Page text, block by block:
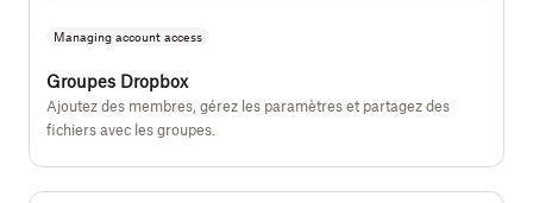
Managing account access
Groupes Dropbox
Ajoutez des membres, gérez les paramètres et partagez des
fichiers avec les groupes.